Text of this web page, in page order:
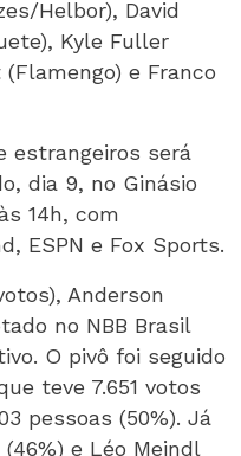
Helbor), David
Kyle Fuller
e Franco
estrangeiros será
dia 9, no Ginásio
14h, com
ESPN e Fox Sports.
Anderson
no NBB Brasil
O pivô foi seguido
teve 7.651 votos
pessoas (50%). Já
e Léo Meindl